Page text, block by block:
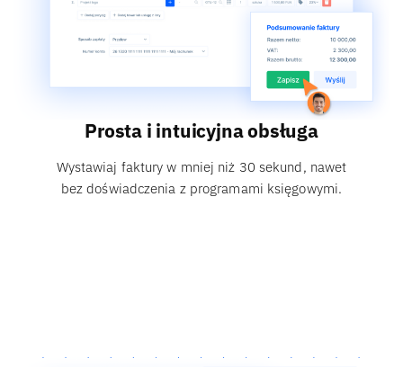
Prosta i intuicyjna obsługa
Wystawiaj faktury w mniej niż 30 sekund, nawet
bez doświadczenia z programami księgowymi.